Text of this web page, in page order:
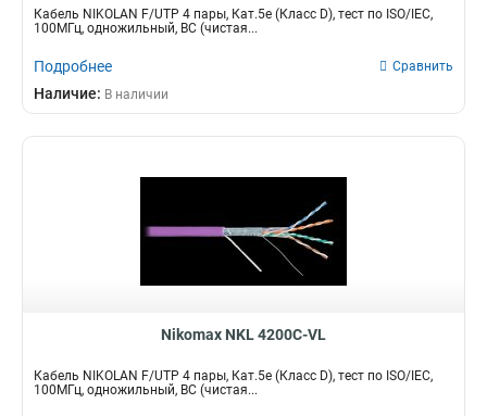
Кабель NIKOLAN F/UTP 4 пары, Кат.5e (Класс D), тест по ISO/IEC,
100МГц, одножильный, BC (чистая...
Подробнее Сравнить
Наличие: В наличии
Nikomax NKL 4200C-VL
Кабель NIKOLAN F/UTP 4 пары, Кат.5e (Класс D), тест по ISO/IEC,
100МГц, одножильный, BC (чистая...